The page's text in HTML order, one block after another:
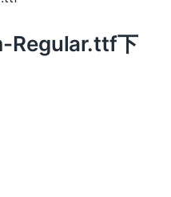
Regular.ttf下